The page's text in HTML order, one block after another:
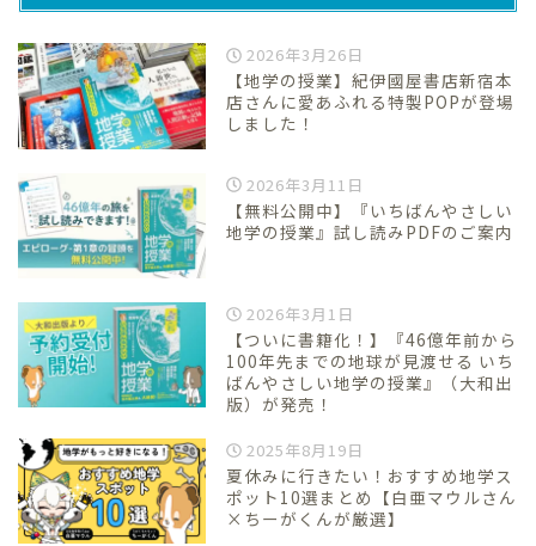
2026年3月26日
【地学の授業】紀伊國屋書店新宿本
店さんに愛あふれる特製POPが登場
しました！
2026年3月11日
【無料公開中】『いちばんやさしい
地学の授業』試し読みPDFのご案内
2026年3月1日
【ついに書籍化！】『46億年前から
100年先までの地球が見渡せる いち
ばんやさしい地学の授業』（大和出
版）が発売！
2025年8月19日
夏休みに行きたい！おすすめ地学ス
ポット10選まとめ【白亜マウルさん
×ちーがくんが厳選】